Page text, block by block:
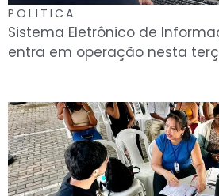
POLITICA
Sistema Eletrônico de
entra em operação nesta